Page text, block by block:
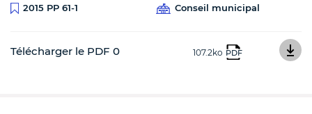
2015 PP 61-1
Conseil municipal
Télécharger le PDF 0 107.2ko PDF